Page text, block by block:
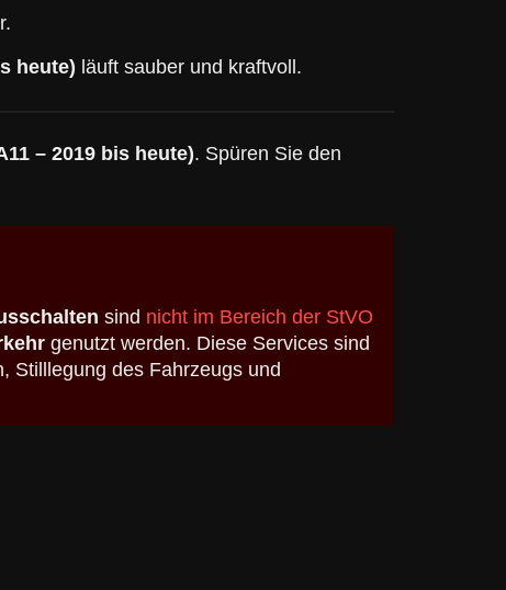
heute) läuft sauber und kraftvoll.
– 2019 bis heute). Spüren Sie den
sind nicht im Bereich der StVO
genutzt werden. Diese Services sind
Stilllegung des Fahrzeugs und